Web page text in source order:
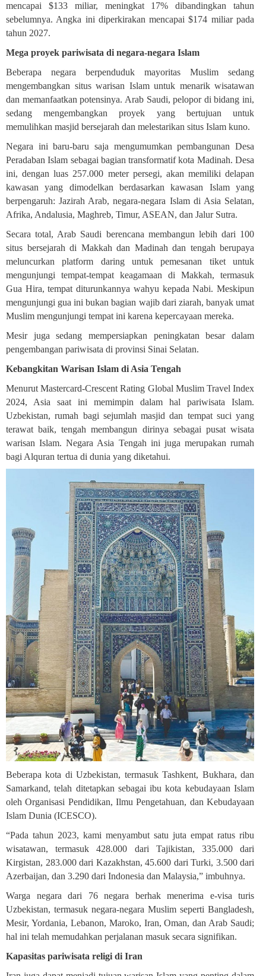
mencapai $133 miliar, meningkat 17% dibandingkan tahun
sebelumnya. Angka ini diperkirakan mencapai $174 miliar pada
tahun 2027.
Mega proyek pariwisata di negara-negara Islam
Beberapa negara berpenduduk mayoritas Muslim sedang
mengembangkan situs warisan Islam untuk menarik wisatawan
dan memanfaatkan potensinya. Arab Saudi, pelopor di bidang ini,
sedang mengembangkan proyek yang bertujuan untuk
memulihkan masjid bersejarah dan melestarikan situs Islam kuno.
Negara ini baru-baru saja mengumumkan pembangunan Desa
Peradaban Islam sebagai bagian transformatif kota Madinah. Desa
ini, dengan luas 257.000 meter persegi, akan memiliki delapan
kawasan yang dimodelkan berdasarkan kawasan Islam yang
berpengaruh: Jazirah Arab, negara-negara Islam di Asia Selatan,
Afrika, Andalusia, Maghreb, Timur, ASEAN, dan Jalur Sutra.
Secara total, Arab Saudi berencana membangun lebih dari 100
situs bersejarah di Makkah dan Madinah dan tengah berupaya
meluncurkan platform daring untuk pemesanan tiket untuk
mengunjungi tempat-tempat keagamaan di Makkah, termasuk
Gua Hira, tempat diturunkannya wahyu kepada Nabi. Meskipun
mengunjungi gua ini bukan bagian wajib dari ziarah, banyak umat
Muslim mengunjungi tempat ini karena kepercayaan mereka.
Mesir juga sedang mempersiapkan peningkatan besar dalam
pengembangan pariwisata di provinsi Sinai Selatan.
Kebangkitan Warisan Islam di Asia Tengah
Menurut Mastercard-Crescent Rating Global Muslim Travel Index
2024, Asia saat ini memimpin dalam hal pariwisata Islam.
Uzbekistan, rumah bagi sejumlah masjid dan tempat suci yang
terawat baik, tengah membangun dirinya sebagai pusat wisata
warisan Islam. Negara Asia Tengah ini juga merupakan rumah
bagi Alquran tertua di dunia yang diketahui.
Beberapa kota di Uzbekistan, termasuk Tashkent, Bukhara, dan
Samarkand, telah ditetapkan sebagai ibu kota kebudayaan Islam
oleh Organisasi Pendidikan, Ilmu Pengetahuan, dan Kebudayaan
Islam Dunia (ICESCO).
“Pada tahun 2023, kami menyambut satu juta empat ratus ribu
wisatawan, termasuk 428.000 dari Tajikistan, 335.000 dari
Kirgistan, 283.000 dari Kazakhstan, 45.600 dari Turki, 3.500 dari
Azerbaijan, dan 3.290 dari Indonesia dan Malaysia,” imbuhnya.
Warga negara dari 76 negara berhak menerima e-visa turis
Uzbekistan, termasuk negara-negara Muslim seperti Bangladesh,
Mesir, Yordania, Lebanon, Maroko, Iran, Oman, dan Arab Saudi;
hal ini telah memudahkan perjalanan masuk secara signifikan.
Kapasitas pariwisata religi di Iran